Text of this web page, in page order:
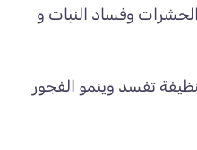
وفساد النبات و
تفسد وينمو الفجور